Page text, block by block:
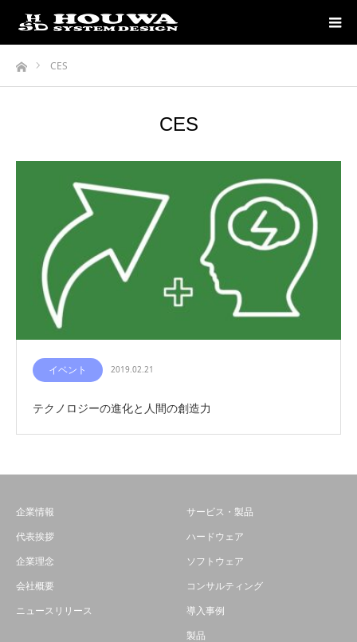
ホームCES
CES
イベント 2019.02.21
テクノロジーの進化と人間の創造力
企業情報
代表挨拶
企業理念
会社概要
ニュースリリース
サービス・製品
ハードウェア
ソフトウェア
コンサルティング
導入事例
製品